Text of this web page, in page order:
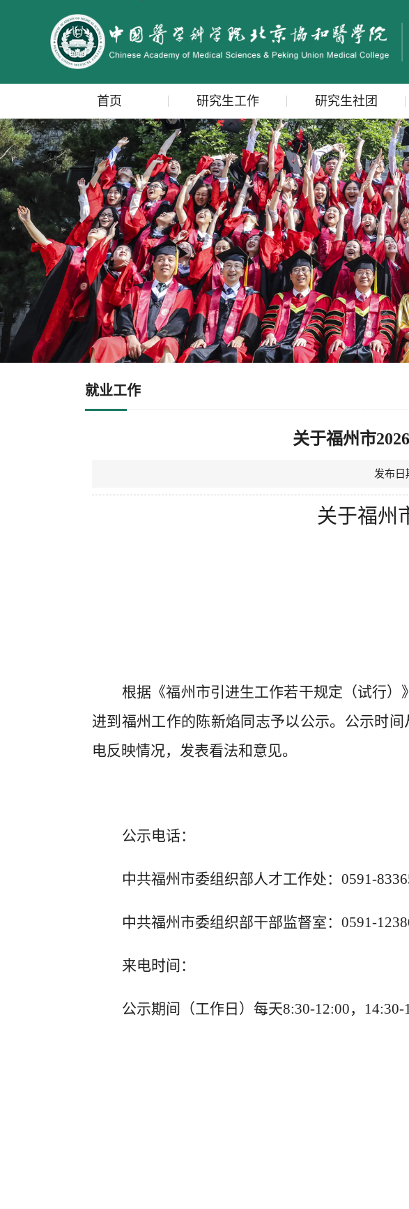
首页 研究生工作 研究生社团
就业工作
关于福州市
发布
关于福州
根据《福州市引进生工作若干规定（试行）
进到福州工作的陈新焰同志予以公示。公示时间
电反映情况，发表看法和意见。
公示电话：
中共福州市委组织部人才工作处： 0591-
中共福州市委组织部干部监督室：0591-
来电时间：
公示期间（工作日）每天8:30-12:00，14:30-